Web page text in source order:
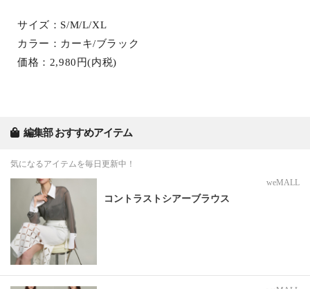
サイズ：S/M/L/XL
カラー：カーキ/ブラック
価格：2,980円(内税)
編集部 おすすめアイテム
気になるアイテムを毎日更新中！
weMALL
コントラストシアーブラウス